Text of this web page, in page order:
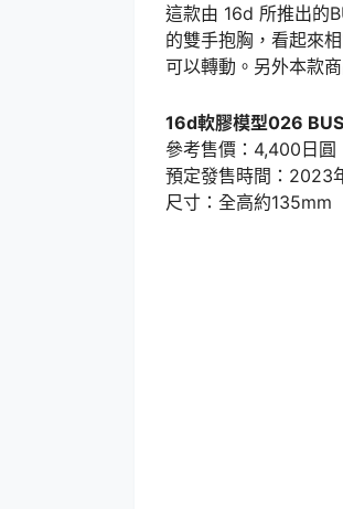
這款由 16d 所推出的
的雙手抱胸，看起來
可以轉動。另外本款
16d軟膠模型026
參考售價：4,400日圓
預定發售時間：2023
尺寸：全高約135mm